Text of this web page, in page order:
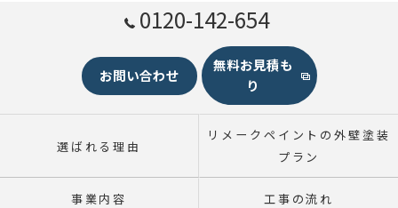
0120-142-654
お問い合わせ
無料お見積も
り
選ばれる理由
リメークペイントの外壁塗装
プラン
事業内容 工事の流れ